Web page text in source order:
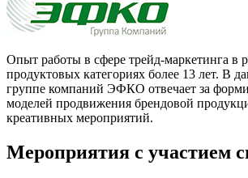
Опыт работы в сфере трейд-маркетинга в
продуктовых категориях более 13 лет. В
группе компаний ЭФКО отвечает за
моделей продвижения брендовой
креативных мероприятий.
Мероприятия с участием